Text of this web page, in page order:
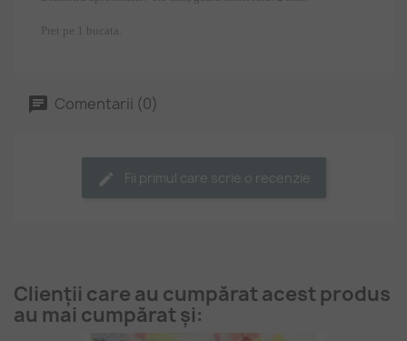
Pret pe 1 bucata.
Comentarii (0)
Fii primul care scrie o recenzie
Clienții care au cumpărat acest produs
au mai cumpărat și: